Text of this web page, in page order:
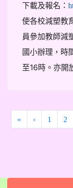
下載及報名：
使各校減塑教
員參加教師減
國小辦理，時
至16時。亦開
« ‹ 1 2
:::